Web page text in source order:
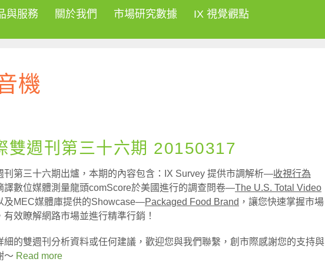
與服務 關於我們 市場研究數據 IX 視覺觀點
機
雙週刊第三十六期 20150317
刊第三十六期出爐，本期的內容包含：IX Survey 提供市調解析—收視行為
譯數位媒體測量龍頭comScore於美國進行的調查問卷—The U.S. Total Video
及MEC媒體庫提供的Showcase—Packaged Food Brand ，讓您快速掌握市場
有效瞭解網路市場並進行精準行銷！
細的雙週刊分析資料或任何建議，歡迎您與我們聯繫，創市際感謝您的支持與
～ Read more